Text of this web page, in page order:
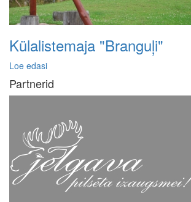
Külalistemaja "Branguļi"
Loe edasi
Partnerid